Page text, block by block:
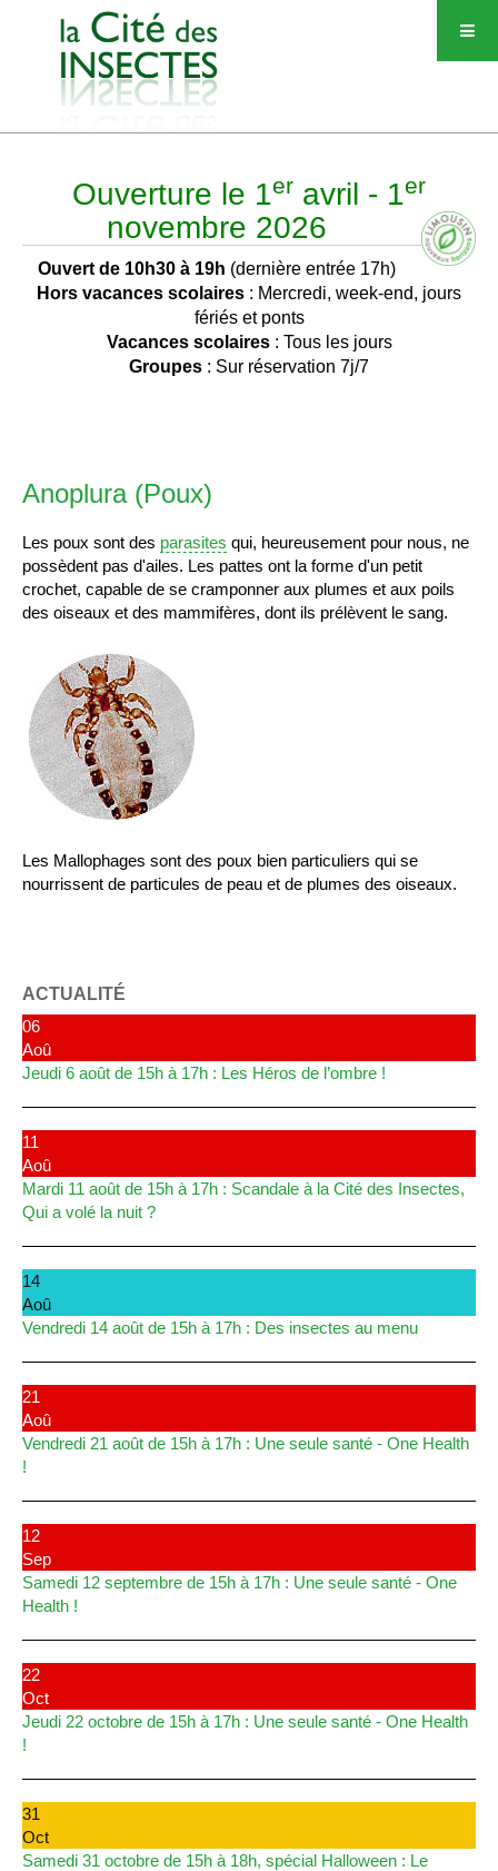
Ouverture le 1er avril - 1er
novembre 2026
Ouvert de 10h30 à 19h (dernière entrée 17h)
Hors vacances scolaires : Mercredi, week-end, jours
fériés et ponts
Vacances scolaires: Tous les jours
Groupes : Sur réservation 7j/7
Anoplura (Poux)
Les poux sont des parasites qui, heureusement pour nous, ne
possèdent pas d'ailes. Les pattes ont la forme d'un petit
crochet, capable de se cramponner aux plumes et aux poils
des oiseaux et des mammifères, dont ils prélèvent le sang.
Les Mallophages sont des poux bien particuliers qui se
nourrissent de particules de peau et de plumes des oiseaux.
ACTUALITÉ
06
Aoû
Jeudi 6 août de 15h à 17h : Les Héros de l’ombre !
11
Aoû
Mardi 11 août de 15h à 17h : Scandale à la Cité des Insectes,
Qui a volé la nuit ?
14
Aoû
Vendredi 14 août de 15h à 17h : Des insectes au menu
21
Aoû
Vendredi 21 août de 15h à 17h : Une seule santé - One Health
!
12
Sep
Samedi 12 septembre de 15h à 17h : Une seule santé - One
Health !
22
Oct
Jeudi 22 octobre de 15h à 17h : Une seule santé - One Health
!
31
Oct
Samedi 31 octobre de 15h à 18h, spécial Halloween : Le